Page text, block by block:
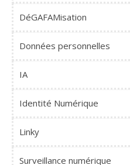
DéGAFAMisation
Données personnelles
IA
Identité Numérique
Linky
Surveillance numérique